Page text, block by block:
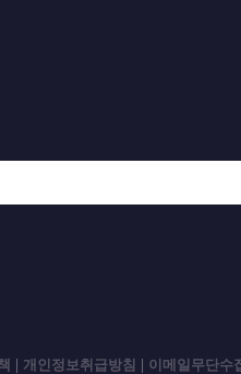
개인정보취급방침 이메일무단수